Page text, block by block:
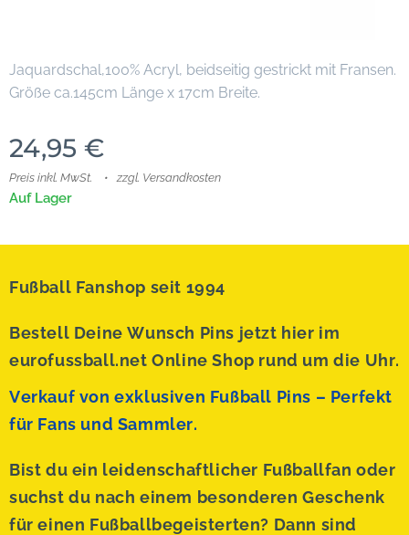
Jaquardschal,100% Acryl, beidseitig gestrickt mit Fransen.
Größe ca.145cm Länge x 17cm Breite.
24,95 €
Preis inkl. MwSt. zzgl. Versandkosten
Auf Lager
Fußball Fanshop seit 1994
Bestell Deine Wunsch Pins jetzt hier im
eurofussball.net Online Shop rund um die Uhr.
Verkauf von exklusiven Fußball Pins – Perfekt
für Fans und Sammler.
Bist du ein leidenschaftlicher Fußballfan oder
suchst du nach einem besonderen Geschenk
für einen Fußballbegeisterten? Dann sind